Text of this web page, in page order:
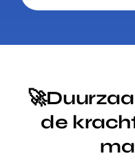
de